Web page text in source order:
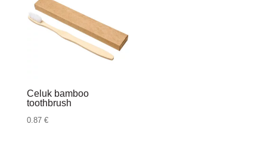
Celuk bamboo
toothbrush
0.87 €